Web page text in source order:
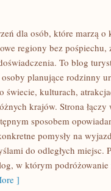
dla osób, które marzą o
regiony bez pośpiechu,
To blog
planujące rodzinny
świecie, kulturach,
krajów. Strona łączy
sposobem
pomysły na
do odległych miejsc.
w którym podróżowanie
]